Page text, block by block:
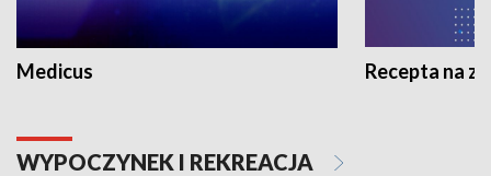
Medicus Recepta na
WYPOCZYNEK I REKREACJA